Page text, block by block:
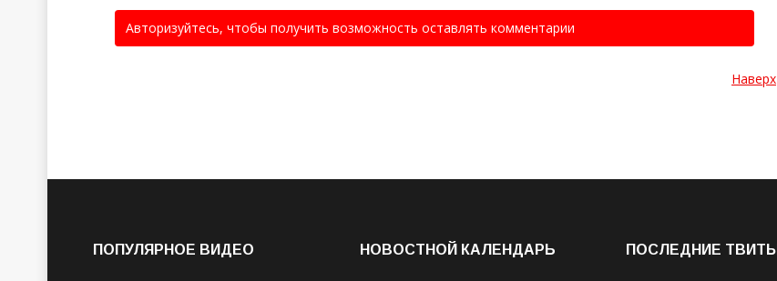
Авторизуйтесь, чтобы получить возможность оставлять комментарии
Наверх
ПОПУЛЯРНОЕ ВИДЕО НОВОСТНОЙ КАЛЕНДАРЬ ПОСЛЕДНИЕ ТВИТЫ